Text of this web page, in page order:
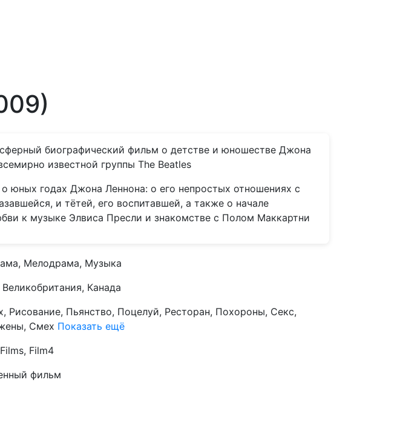
биографический фильм о детстве и юношестве Джона
известной группы The Beatles
юных годах Джона Леннона: о его непростых отношениях с
и тётей, его воспитавшей, а также о начале
к музыке Элвиса Пресли и знакомстве с Полом Маккартни
Мелодрама, Музыка
Великобритания, Канада
Рисование, Пьянство, Поцелуй, Ресторан, Похороны, Секс,
Смех Показать ещё
Film4
фильм